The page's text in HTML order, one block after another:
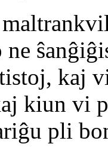
kaj
kiun vi
pli